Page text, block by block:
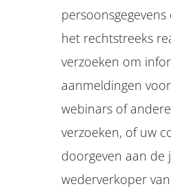
het rechtstreeks
verzoeken om
aanmeldingen
webinars of
verzoeken, of uw
doorgeven aan
wederverkoper